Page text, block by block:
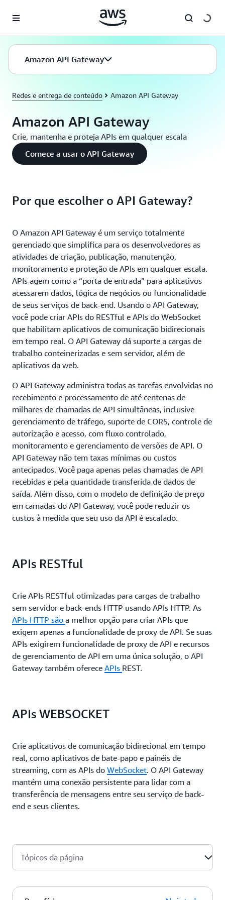
Pular para o conteúdo principal
Amazon API Gateway
Redes e entrega de conteúdo Amazon API Gateway
Amazon API Gateway
Crie, mantenha e proteja APIs em qualquer escala
Comece a usar o API Gateway
Por que escolher o API Gateway?
O Amazon API Gateway é um serviço totalmente
gerenciado que simplifica para os desenvolvedores as
atividades de criação, publicação, manutenção,
monitoramento e proteção de APIs em qualquer escala.
APIs agem como a “porta de entrada” para aplicativos
acessarem dados, lógica de negócios ou funcionalidade
de seus serviços de back-end. Usando o API Gateway,
você pode criar APIs do RESTful e APIs do WebSocket
que habilitam aplicativos de comunicação bidirecionais
em tempo real. O API Gateway dá suporte a cargas de
trabalho conteinerizadas e sem servidor, além de
aplicativos da web.
O API Gateway administra todas as tarefas envolvidas no
recebimento e processamento de até centenas de
milhares de chamadas de API simultâneas, inclusive
gerenciamento de tráfego, suporte de CORS, controle de
autorização e acesso, com fluxo controlado,
monitoramento e gerenciamento de versões de API. O
API Gateway não tem taxas mínimas ou custos
antecipados. Você paga apenas pelas chamadas de API
recebidas e pela quantidade transferida de dados de
saída. Além disso, com o modelo de definição de preço
em camadas do API Gateway, você pode reduzir os
custos à medida que seu uso da API é escalado.
APIs RESTful
Crie APIs RESTful otimizadas para cargas de trabalho
sem servidor e back-ends HTTP usando APIs HTTP. As
APIs HTTP são a melhor opção para criar APIs que
exigem apenas a funcionalidade de proxy de API. Se suas
APIs exigirem funcionalidade de proxy de API e recursos
de gerenciamento de API em uma única solução, o API
Gateway também oferece APIs REST.
APIs WEBSOCKET
Crie aplicativos de comunicação bidirecional em tempo
real, como aplicativos de bate-papo e painéis de
streaming, com as APIs do WebSocket. O API Gateway
mantém uma conexão persistente para lidar com a
transferência de mensagens entre seu serviço de back-
end e seus clientes.
Tópicos da página